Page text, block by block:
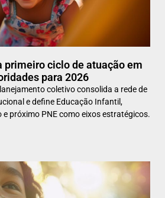
primeiro ciclo de atuação em
para 2026
coletivo consolida a rede de
e define Educação Infantil,
e próximo PNE como eixos estratégicos.